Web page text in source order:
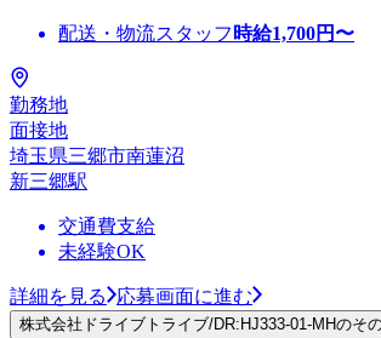
配送・物流スタッフ 時給1,700円〜
勤務地
面接地
埼玉県三郷市南蓮沼
新三郷駅
交通費支給
未経験OK
詳細を見る 応募画面に進む
株式会社ドライブトライブ/DR:HJ333-01-MHのそ